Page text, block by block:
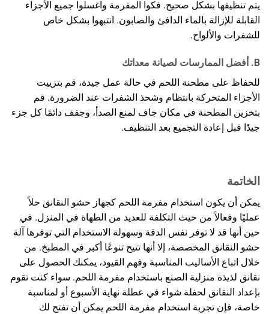
يتم تنظيفها بشكل صحيح. فكوا المفرمة واغسلوا جميع الأجزاء
القابلة للإزالة بالماء الدافئ والصابون. انتبهوا بشكل خاص
للشفرات والألواح.
B. أفضل الممارسات لصيانة معداتك
للحفاظ على مطحنة اللحم في حالة عمل جيدة، قم بتزييت
الأجزاء المتحركة بانتظام وشحذ الشفرات عند الضرورة. قم
بتخزين المطحنة في مكان جاف لمنع الصدأ، وجفف دائمًا كل جزء
جيدًا قبل إعادة التجميع بعد التنظيف.
الخاتمة
يمكن أن يكون استخدام مفرمة اللحم كجهاز حشو النقانق حلاً
عمليًا وفعالاً من حيث التكلفة للعديد من الطهاة في المنزل. في
حين أنها قد لا توفر نفس الدقة وسهولة الاستخدام التي توفرها آلة
حشو النقانق المخصصة، إلا أنها تتيح تنوعًا أكبر في المطبخ. من
خلال اتباع الأساليب المناسبة وفهم القيود، يمكنك الحصول على
نقانق لذيذة منزلية الصنع باستخدام مفرمة اللحم. سواء كنت تقوم
بإعداد النقانق لحفلة شواء في عطلة نهاية الأسبوع أو لمناسبة
خاصة، فإن تجربة استخدام مفرمة اللحم يمكن أن تفتح لك